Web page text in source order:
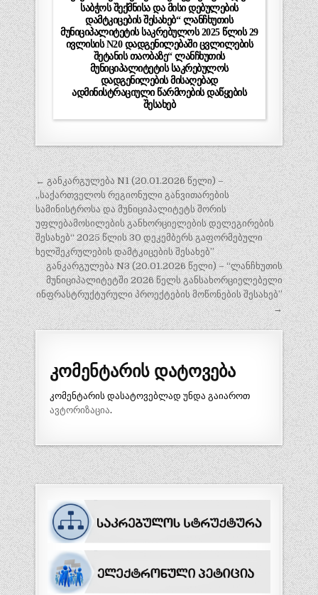
საბჭოს შექმნისა და მისი დებულების
დამტკიცების შესახებ“ ლანჩხუთის
მუნიციპალიტეტის საკრებულოს 2025 წლის 29
ივლისის N20 დადგენილებაში ცვლილების
შეტანის თაობაზე“ ლანჩხუთის
მუნიციპალიტეტის საკრებულოს
დადგენილების მისაღებად
ადმინისტრაციული წარმოების დაწყების
შესახებ
პოსტის
ნავიგაცია
← განკარგულება N1 (20.01.2026 წელი) –
„საქართველოს რეგიონული განვითარების
სამინისტროსა და მუნიციპალიტეტს შორის
უფლებამოსილების განხორციელების დელეგირების
შესახებ“ 2025 წლის 30 დეკემბერს გაფორმებული
ხელშეკრულების დამტკიცების შესახებ”
განკარგულება N3 (20.01.2026 წელი) – “ლანჩხუთის
მუნიციპალიტეტში 2026 წელს განსახორციელებელი
ინფრასტრუქტურული პროექტების მოწონების შესახებ”
→
კომენტარის დატოვება
კომენტარის დასატოვებლად უნდა გაიაროთ
ავტორიზაცია.